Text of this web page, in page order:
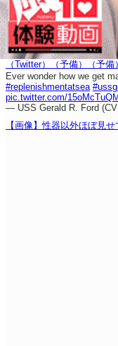
（Twitter） （予備） （予備）
Ever wonder how we get
#replenishmentatsea
pic.twitter.com/
— USS Gerald R. Ford
【画像】性器以外ほぼ見